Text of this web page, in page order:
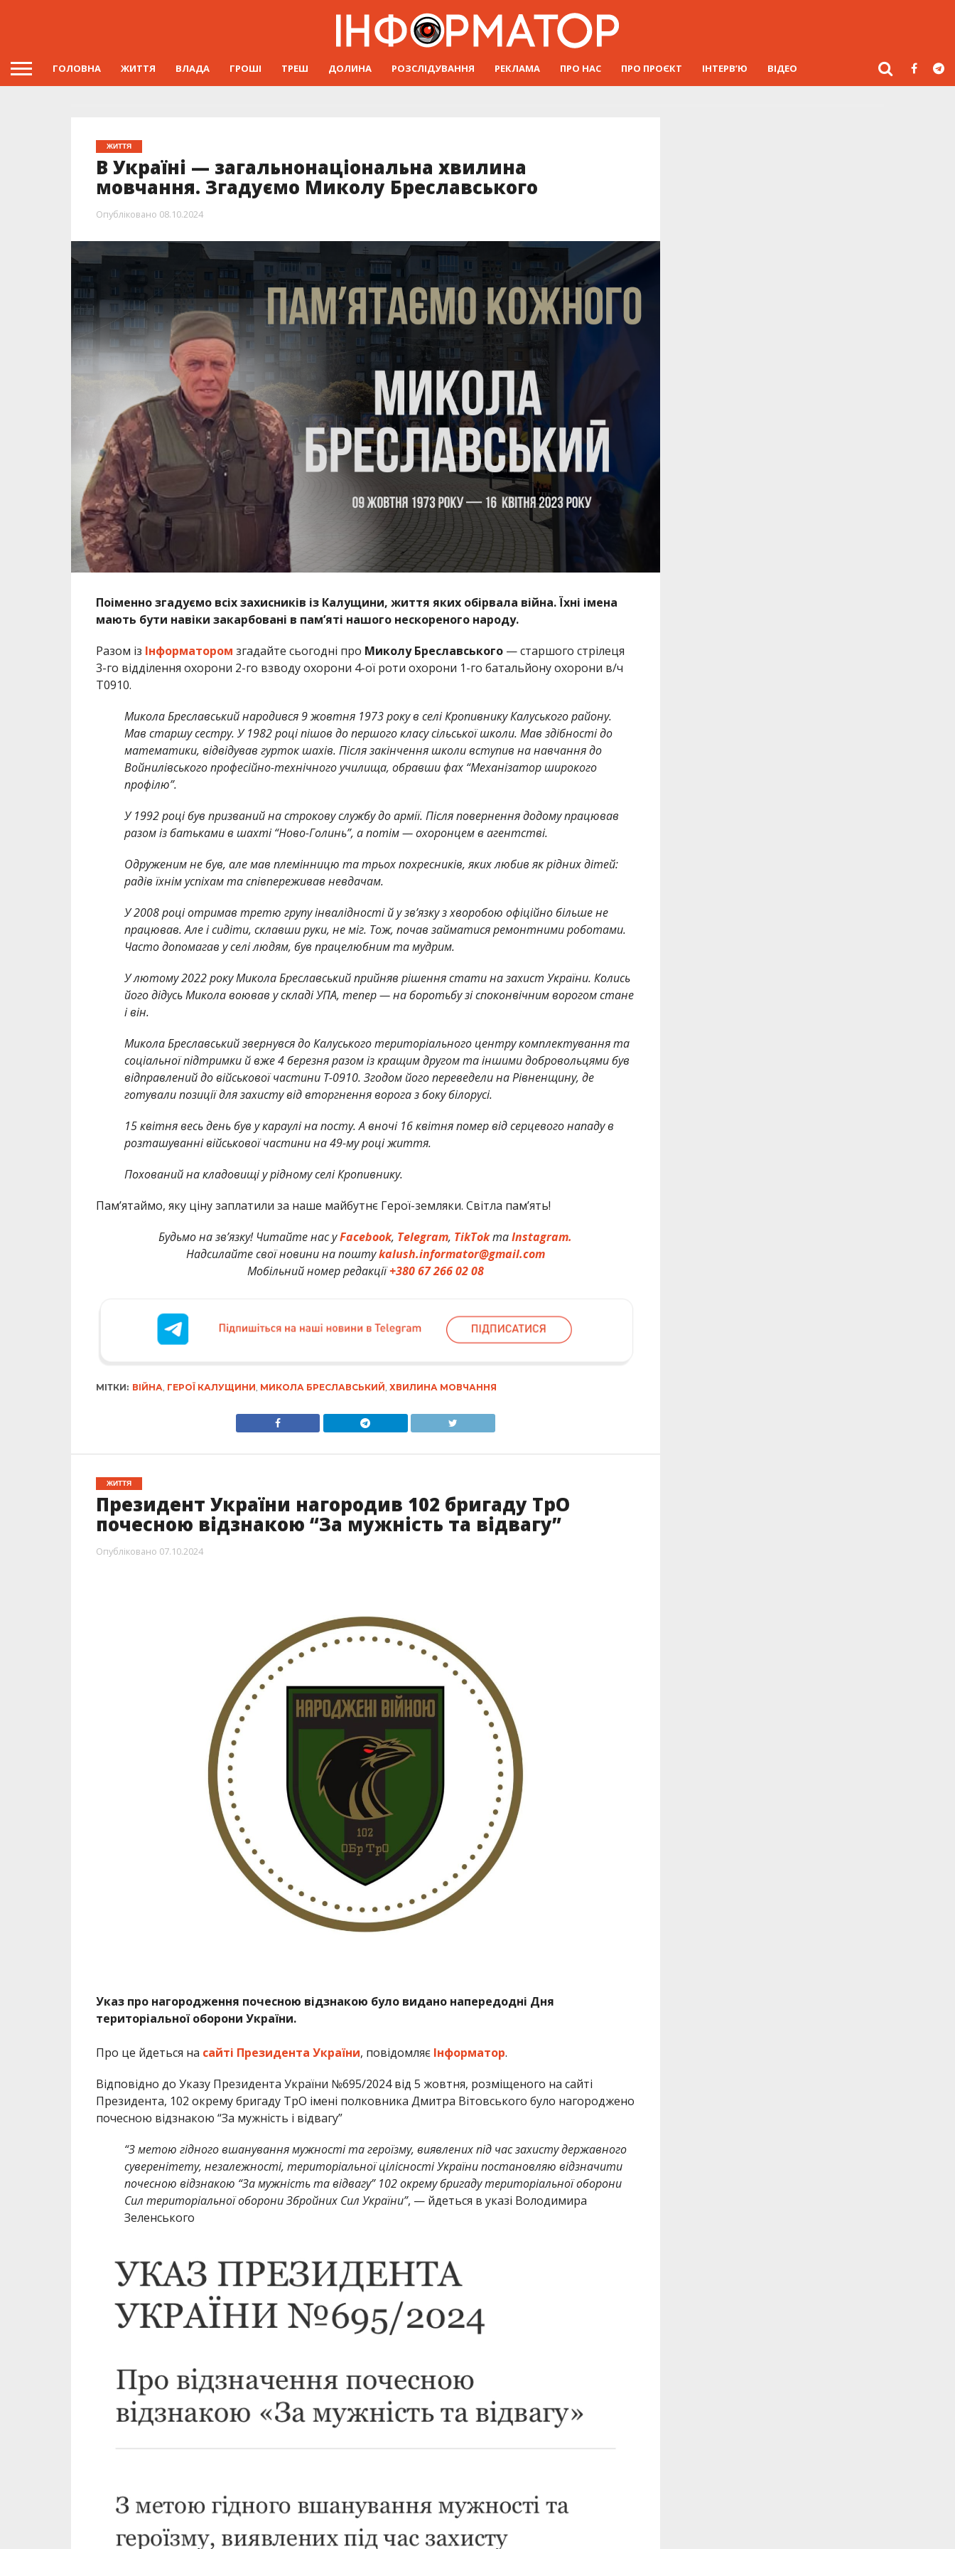
ГОЛОВНА ЖИТТЯ ВЛАДА ГРОШІ ТРЕШ ДОЛИНА РОЗСЛІДУВАННЯ РЕКЛАМА ПРО НАС ПРО ПРОЄКТ ІНТЕРВ’Ю ВІДЕО
ЖИТТЯ
В Україні — загальнонаціональна хвилина
мовчання. Згадуємо Миколу Бреславського
Опубліковано 08.10.2024
Поіменно згадуємо всіх захисників із Калущини, життя яких обірвала війна. Їхні імена
мають бути навіки закарбовані в пам’яті нашого нескореного народу.
Разом із Інформатором згадайте сьогодні про Миколу Бреславського— старшого стрілеця
3-го відділення охорони 2-го взводу охорони 4-ої роти охорони 1-го батальйону охорони в/ч
Т0910.
Микола Бреславський народився 9 жовтня 1973 року в селі Кропивнику Калуського району.
Мав старшу сестру. У 1982 році пішов до першого класу сільської школи. Мав здібності до
математики, відвідував гурток шахів. Після закінчення школи вступив на навчання до
Войнилівського професійно-технічного училища, обравши фах “Механізатор широкого
профілю”.
У 1992 році був призваний на строкову службу до армії. Після повернення додому працював
разом із батьками в шахті “Ново-Голинь”, а потім — охоронцем в агентстві.
Одруженим не був, але мав племінницю та трьох похресників, яких любив як рідних дітей:
радів їхнім успіхам та співпереживав невдачам.
У 2008 році отримав третю групу інвалідності й у зв’язку з хворобою офіційно більше не
працював. Але і сидіти, склавши руки, не міг. Тож, почав займатися ремонтними роботами.
Часто допомагав у селі людям, був працелюбним та мудрим.
У лютому 2022 року Микола Бреславський прийняв рішення стати на захист України. Колись
його дідусь Микола воював у складі УПА, тепер — на боротьбу зі споконвічним ворогом стане
і він.
Микола Бреславський звернувся до Калуського територіального центру комплектування та
соціальної підтримки й вже 4 березня разом із кращим другом та іншими добровольцями був
відправлений до військової частини Т-0910. Згодом його переведели на Рівненщину, де
готували позиції для захисту від вторгнення ворога з боку білорусі.
15 квітня весь день був у караулі на посту. А вночі 16 квітня помер від серцевого нападу в
розташуванні військової частини на 49-му році життя.
Похований на кладовищі у рідному селі Кропивнику.
Памʼятаймо, яку ціну заплатили за наше майбутнє Герої-земляки. Світла пам’ять!
Будьмо на зв’язку! Читайте нас уFacebook, Telegram, TikTokтаInstagram.
Надсилайте свої новини на поштуkalush.informator@gmail.com
Мобільний номер редакції+380 67 266 02 08
МІТКИ: ВІЙНА ГЕРОЇ КАЛУЩИНИ МИКОЛА БРЕСЛАВСЬКИЙ ХВИЛИНА МОВЧАННЯ
ЖИТТЯ
Президент України нагородив 102 бригаду ТрО
почесною відзнакою “За мужність та відвагу”
Опубліковано 07.10.2024
Указ про нагородження почесною відзнакою було видано напередодні Дня
територіальної оборони України.
Про це йдеться на сайті Президента України, повідомляє Інформатор.
Відповідно до Указу Президента України №695/2024 від 5 жовтня, розміщеного на сайті
Президента, 102 окрему бригаду ТрО імені полковника Дмитра Вітовського було нагороджено
почесною відзнакою “За мужність і відвагу”
“З метою гідного вшанування мужності та героїзму, виявлених під час захисту державного
суверенітету, незалежності, територіальної цілісності України постановляю відзначити
почесною відзнакою “За мужність та відвагу” 102 окрему бригаду територіальної оборони
Сил територіальної оборони Збройних Сил України”, — йдеться в указі Володимира
Зеленського